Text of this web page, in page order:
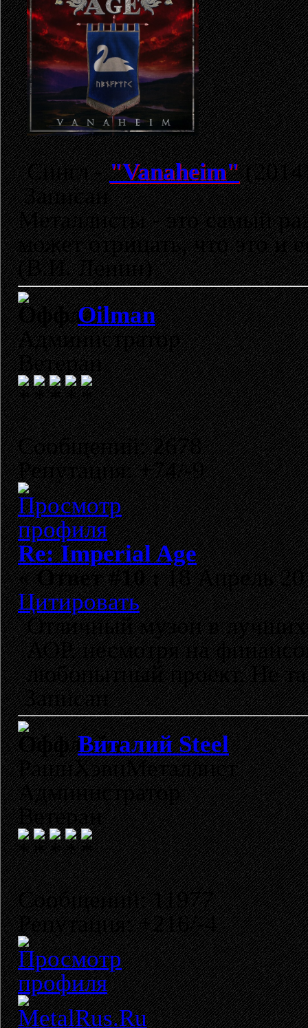
Сингл -"Vanaheim"
Записан
Металлисты - это самый
может отрицать, что это и
(В.И. Ленин)
Oilman
Администратор
Ветеран
Сообщений: 2678
Репутация: +74/-9
Re: Imperial Age
«Ответ #10 :18 Апрель
Цитировать
Отличный музон в
АОР, несмотря на
любопытный проект. Не
Записан
Виталий Steel
РашнХэвиМеталлист
Администратор
Ветеран
Сообщений: 11977
Репутация: +216/-4